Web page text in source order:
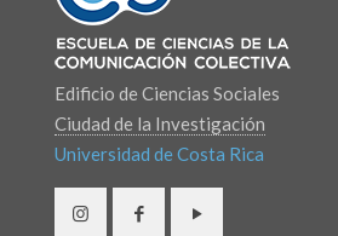
Edificio de Ciencias Sociales
Ciudad de la Investigación
Universidad de Costa Rica